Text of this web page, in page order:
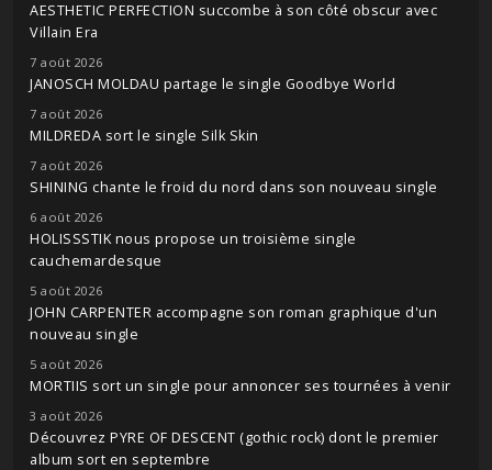
AESTHETIC PERFECTION succombe à son côté obscur avec
Villain Era
7 août 2026
JANOSCH MOLDAU partage le single Goodbye World
7 août 2026
MILDREDA sort le single Silk Skin
7 août 2026
SHINING chante le froid du nord dans son nouveau single
6 août 2026
HOLISSSTIK nous propose un troisième single
cauchemardesque
5 août 2026
JOHN CARPENTER accompagne son roman graphique d'un
nouveau single
5 août 2026
MORTIIS sort un single pour annoncer ses tournées à venir
3 août 2026
Découvrez PYRE OF DESCENT (gothic rock) dont le premier
album sort en septembre